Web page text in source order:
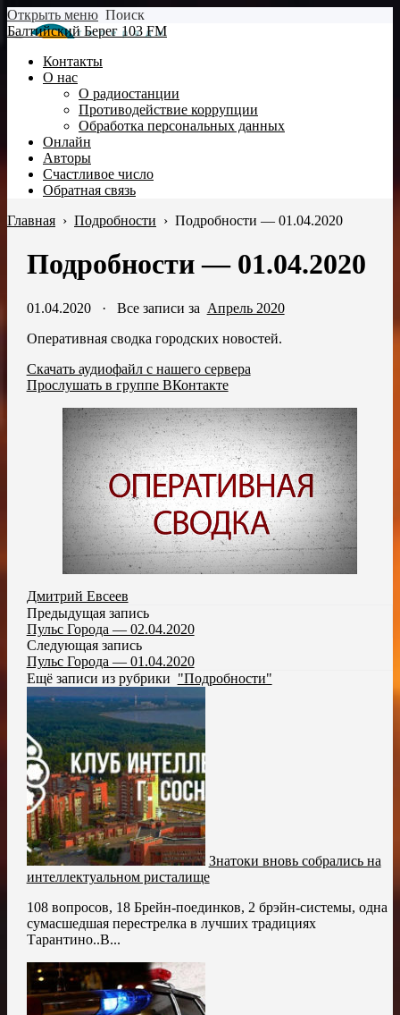
Открыть меню Поиск
Балтийский Берег 103 FM
Контакты
О нас
О радиостанции
Противодействие коррупции
Обработка персональных данных
Онлайн
Авторы
Счастливое число
Обратная связь
Главная › Подробности › Подробности — 01.04.2020
Подробности — 01.04.2020
01.04.2020· Все записи за Апрель 2020
Оперативная сводка городских новостей.
Скачать аудиофайл с нашего сервера
Прослушать в группе ВКонтакте
Дмитрий Евсеев
Предыдущая запись
Пульс Города — 02.04.2020
Следующая запись
Пульс Города — 01.04.2020
Ещё записи из рубрики "Подробности"
Знатоки вновь собрались на
интеллектуальном ристалище
108 вопросов, 18 Брейн-поединков, 2 брэйн-системы, одна
сумасшедшая перестрелка в лучших традициях
Тарантино..В...